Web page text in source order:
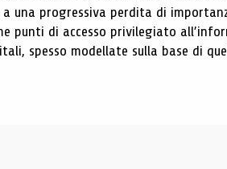
una progressiva perdita di
punti di accesso privilegiato
spesso modellate sulla base di